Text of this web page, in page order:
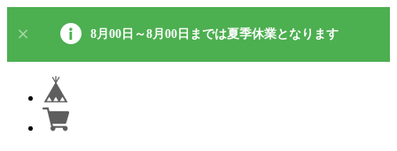
8月00日～8月00日までは夏季休業となります